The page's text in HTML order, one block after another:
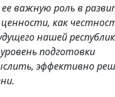
важную роль в
как
нашей
подготовки
эффективно